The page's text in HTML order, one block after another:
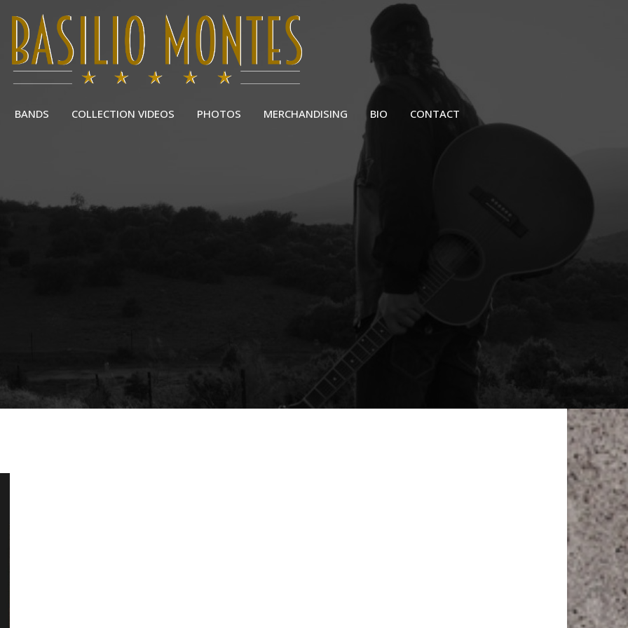
BANDS COLLECTION VIDEOS PHOTOS MERCHANDISING BIO CONTACT